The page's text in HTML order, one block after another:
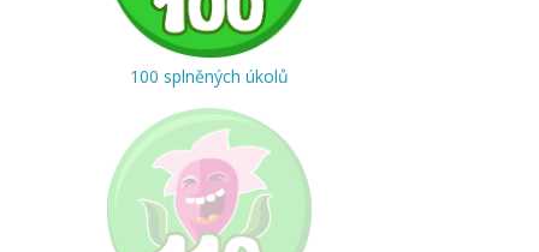
100 splněných úkolů